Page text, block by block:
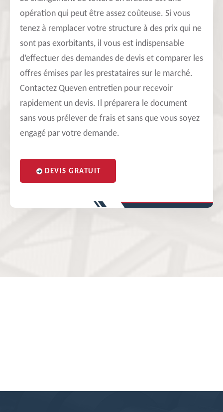
opération qui peut être assez coûteuse. Si vous
tenez à remplacer votre structure à des prix qui ne
sont pas exorbitants, il vous est indispensable
d’effectuer des demandes de devis et comparer les
offres émises par les prestataires sur le marché.
Contactez Queven entretien pour recevoir
rapidement un devis. Il préparera le document
sans vous prélever de frais et sans que vous soyez
engagé par votre demande.
DEVIS GRATUIT